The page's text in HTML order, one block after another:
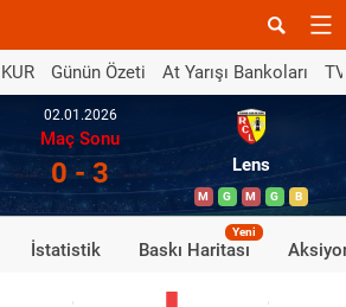
Günün Özeti At Yarışı Bankoları
02.01.2026
Maç Sonu
0 - 3 Lens
M G M G B
İstatistik Baskı Haritası
Yeni